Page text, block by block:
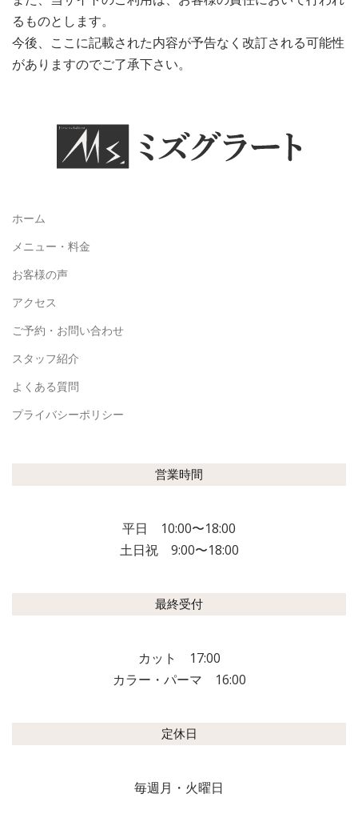
るものとします。
今後、ここに記載された内容が予告なく改訂される可能性
がありますのでご了承下さい。
ホーム
メニュー・料金
お客様の声
アクセス
ご予約・お問い合わせ
スタッフ紹介
よくある質問
プライバシーポリシー
営業時間
平日 10:00〜18:00
土日祝 9:00〜18:00
最終受付
カット 17:00
カラー・パーマ 16:00
定休日
毎週月・火曜日